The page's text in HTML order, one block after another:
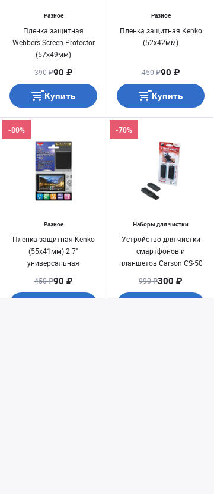
Разное
Пленка защитная
Webbers Screen Protector
(57х49мм)
390 ₽90 ₽
Купить
Разное
Пленка защитная Kenko
(52х42мм)
450 ₽90 ₽
Купить
Разное
Пленка защитная Kenko
(55х41мм) 2.7"
универсальная
-80%
450 ₽90 ₽
Наборы для чистки
Устройство для чистки
смартфонов и
планшетов Carson CS-50
-70%
990 ₽300 ₽